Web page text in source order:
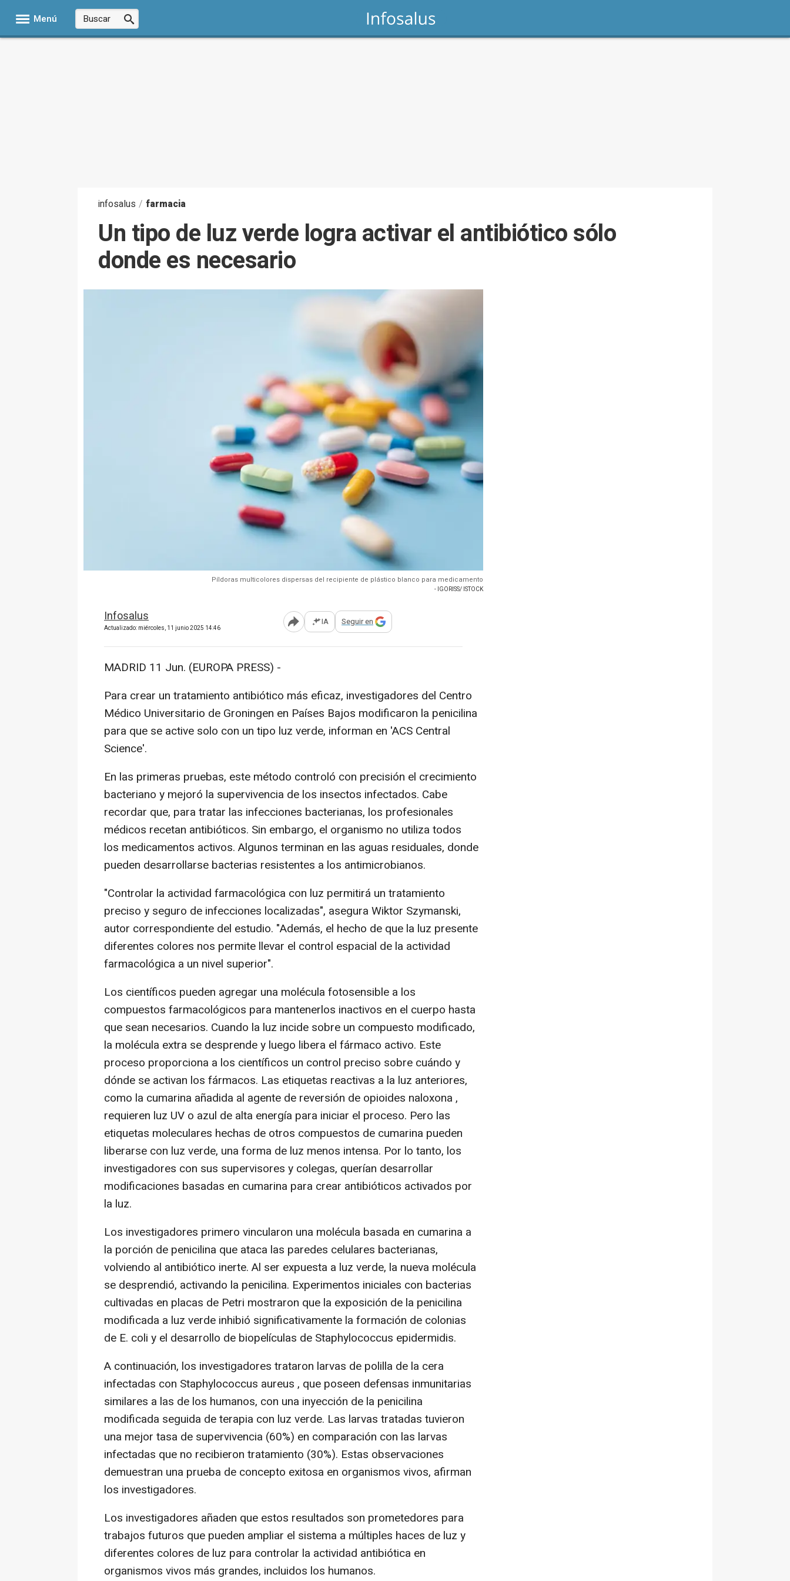
Menú
infosalus / farmacia
Un tipo de luz verde logra activar el antibiótico sólo
donde es necesario
Píldoras multicolores dispersas del recipiente de plástico blanco para medicamento
- IGORISS/ ISTOCK
Infosalus
Actualizado: miércoles, 11 junio 2025 14:46 Abrir opciones para compartir
IA Seguir en
MADRID 11 Jun. (EUROPA PRESS) -
Para crear un tratamiento antibiótico más eficaz, investigadores del Centro
Médico Universitario de Groningen en Países Bajos modificaron la penicilina
para que se active solo con un tipo luz verde, informan en 'ACS Central
Science'.
En las primeras pruebas, este método controló con precisión el crecimiento
bacteriano y mejoró la supervivencia de los insectos infectados. Cabe
recordar que, para tratar las infecciones bacterianas, los profesionales
médicos recetan antibióticos. Sin embargo, el organismo no utiliza todos
los medicamentos activos. Algunos terminan en las aguas residuales, donde
pueden desarrollarse bacterias resistentes a los antimicrobianos.
"Controlar la actividad farmacológica con luz permitirá un tratamiento
preciso y seguro de infecciones localizadas", asegura Wiktor Szymanski,
autor correspondiente del estudio. "Además, el hecho de que la luz presente
diferentes colores nos permite llevar el control espacial de la actividad
farmacológica a un nivel superior".
Los científicos pueden agregar una molécula fotosensible a los
compuestos farmacológicos para mantenerlos inactivos en el cuerpo hasta
que sean necesarios. Cuando la luz incide sobre un compuesto modificado,
la molécula extra se desprende y luego libera el fármaco activo. Este
proceso proporciona a los científicos un control preciso sobre cuándo y
dónde se activan los fármacos. Las etiquetas reactivas a la luz anteriores,
como la cumarina añadida al agente de reversión de opioides naloxona ,
requieren luz UV o azul de alta energía para iniciar el proceso. Pero las
etiquetas moleculares hechas de otros compuestos de cumarina pueden
liberarse con luz verde, una forma de luz menos intensa. Por lo tanto, los
investigadores con sus supervisores y colegas, querían desarrollar
modificaciones basadas en cumarina para crear antibióticos activados por
la luz.
Los investigadores primero vincularon una molécula basada en cumarina a
la porción de penicilina que ataca las paredes celulares bacterianas,
volviendo al antibiótico inerte. Al ser expuesta a luz verde, la nueva molécula
se desprendió, activando la penicilina. Experimentos iniciales con bacterias
cultivadas en placas de Petri mostraron que la exposición de la penicilina
modificada a luz verde inhibió significativamente la formación de colonias
de E. coli y el desarrollo de biopelículas de Staphylococcus epidermidis.
A continuación, los investigadores trataron larvas de polilla de la cera
infectadas con Staphylococcus aureus , que poseen defensas inmunitarias
similares a las de los humanos, con una inyección de la penicilina
modificada seguida de terapia con luz verde. Las larvas tratadas tuvieron
una mejor tasa de supervivencia (60%) en comparación con las larvas
infectadas que no recibieron tratamiento (30%). Estas observaciones
demuestran una prueba de concepto exitosa en organismos vivos, afirman
los investigadores.
Los investigadores añaden que estos resultados son prometedores para
trabajos futuros que pueden ampliar el sistema a múltiples haces de luz y
diferentes colores de luz para controlar la actividad antibiótica en
organismos vivos más grandes, incluidos los humanos.